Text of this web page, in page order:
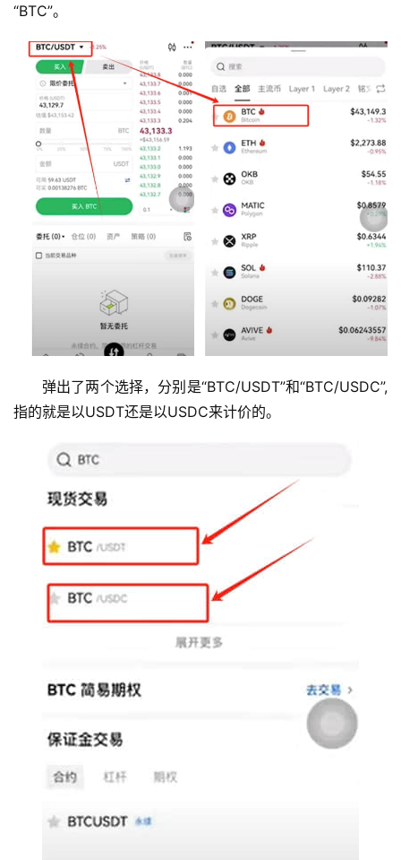
“BTC”。
弹出了两个选择，分别是“BTC/USDT”和“BTC/USDC”,
指的就是以USDT还是以USDC来计价的。